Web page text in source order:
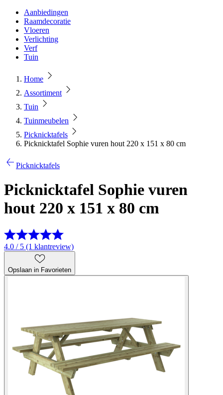
Aanbiedingen
Raamdecoratie
Vloeren
Verlichting
Verf
Tuin
Home
Assortiment
Tuin
Tuinmeubelen
Picknicktafels
Picknicktafel Sophie vuren hout 220 x 151 x 80 cm
Picknicktafels
Picknicktafel Sophie vuren
hout 220 x 151 x 80 cm
4.0 / 5 (1 klantreview)
Opslaan in Favorieten